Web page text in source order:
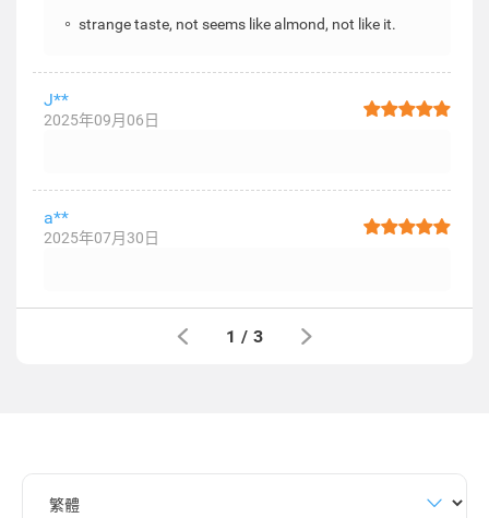
。 strange taste, not seems like almond, not like it.
J**
2025年09月06日
a**
2025年07月30日
1 / 3